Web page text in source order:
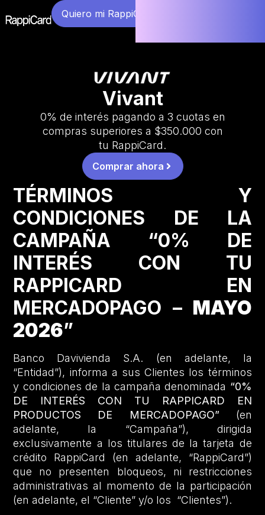
Quiero mi RappiCard
Vivant
0% de interés pagando a 3 cuotas en
compras superiores a $350.000 con
tu RappiCard.
Comprar ahora
TÉRMINOS Y
CONDICIONES DE LA
CAMPAÑA “0% DE
INTERÉS CON TU
RAPPICARD EN
MERCADOPAGO – MAYO
2026”
Banco Davivienda S.A. (en adelante, la
“Entidad”), informa a sus Clientes los términos
y condiciones de la campaña denominada “0%
DE INTERÉS CON TU RAPPICARD EN
PRODUCTOS DE MERCADOPAGO” (en
adelante, la “Campaña”), dirigida
exclusivamente a los titulares de la tarjeta de
crédito RappiCard (en adelante, “RappiCard”)
que no presenten bloqueos, ni restricciones
administrativas al momento de la participación
(en adelante, el “Cliente” y/o los “Clientes”).